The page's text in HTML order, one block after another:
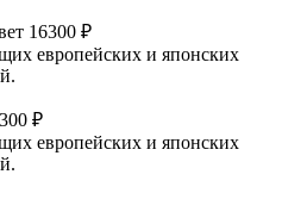
16300 ₽
европейских и японских
₽
европейских и японских